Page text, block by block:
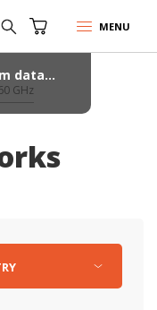
MENU
GHz
data...